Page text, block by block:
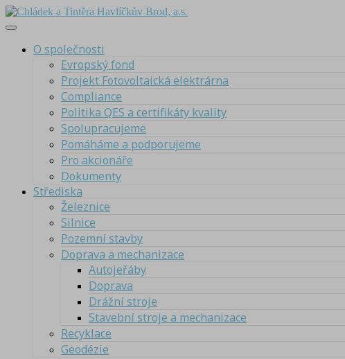
O společnosti
Evropský fond
Projekt Fotovoltaická elektrárna
Compliance
Politika QES a certifikáty kvality
Spolupracujeme
Pomáháme a podporujeme
Pro akcionáře
Dokumenty
Střediska
Železnice
Silnice
Pozemní stavby
Doprava a mechanizace
Autojeřáby
Doprava
Drážní stroje
Stavební stroje a mechanizace
Recyklace
Geodézie